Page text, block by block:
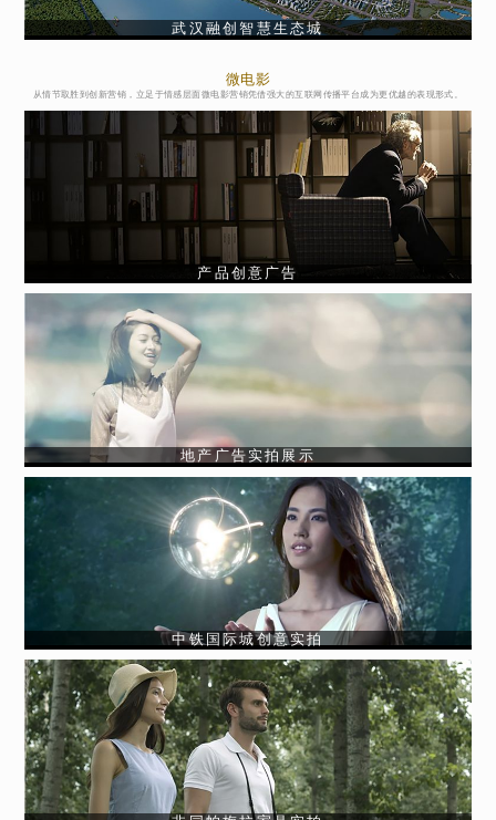
武汉融创智慧生态城
微电影
从情节取胜到创新营销，立足于情感层面微电影营销凭借强大的互联网传播平台成为更优越的表现形式。
产品创意广告
地产广告实拍展示
中铁国际城创意实拍